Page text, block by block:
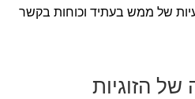
של ממש בעתיד וכוחות בקשר
של הזוגיות